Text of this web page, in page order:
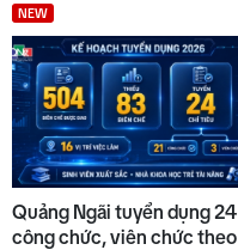
NEW
Quảng Ngãi tuyển dụng 24
công chức, viên chức theo